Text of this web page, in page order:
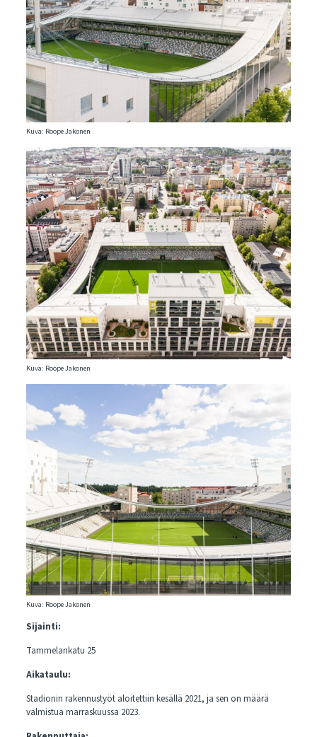
Kuva: Roope Jakonen
Kuva: Roope Jakonen
Kuva: Roope Jakonen
Sijainti:
Tammelankatu 25
Aikataulu:
Stadionin rakennustyöt aloitettiin kesällä 2021, ja sen on määrä
valmistua marraskuussa 2023.